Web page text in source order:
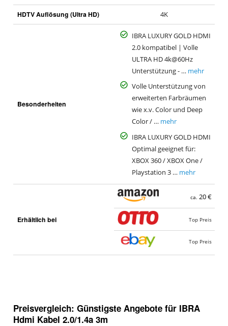
HDTV Auflösung (Ultra HD) 4K
Besonderheiten
IBRA LUXURY GOLD HDMI
2.0 kompatibel | Volle
ULTRA HD 4k@60Hz
Unterstützung - … mehr
Volle Unterstützung von
erweiterten Farbräumen
wie x.v. Color und Deep
Color / … mehr
IBRA LUXURY GOLD HDMI
Optimal geeignet für:
XBOX 360 / XBOX One /
Playstation 3 … mehr
Erhältlich bei
ca. 20 €
Top Preis
Top Preis
Preisvergleich: Günstigste Angebote für IBRA
Hdmi Kabel 2.0/1.4a 3m